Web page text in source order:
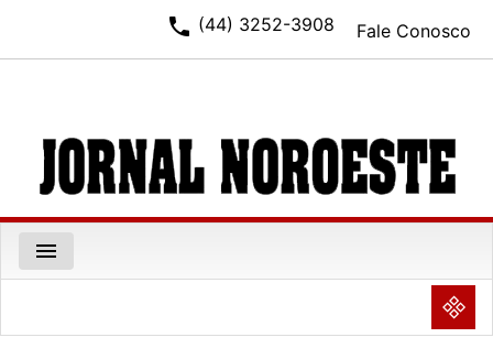
Fale Conosco
phone (44) 3252-3908
menu
NULL